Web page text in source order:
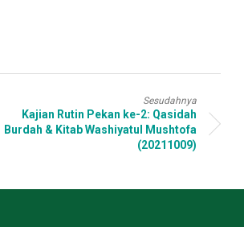
Sesudahnya
Kajian Rutin Pekan ke-2: Qasidah
Burdah & Kitab Washiyatul Mushtofa
(20211009)